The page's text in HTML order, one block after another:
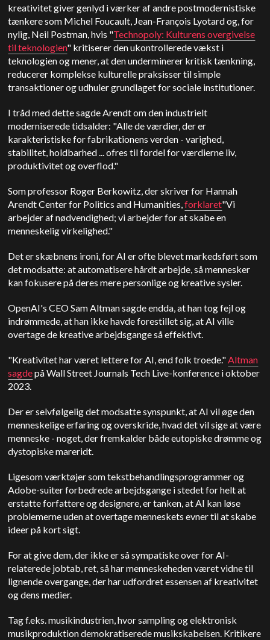
kreativitetgiver genlyd i værker af andre postmodernistiske
tænkere som Michel Foucault, Jean-François Lyotard og, for
nylig, Neil Postman, hvis "Technopoly: Kulturens overgivelse
til teknologien" kritiserer den ukontrollerede vækst i
teknologien og mener, at den underminerer kritisk tænkning,
reducerer komplekse kulturelle praksisser til simple
transaktioner og udhuler grundlaget for sociale institutioner.
I tråd med dette sagde Arendt om den industrielt
moderniserede tidsalder: "Alle de værdier, der er
karakteristiske for fabrikationens verden - varighed,
stabilitet, holdbarhed ... ofres til fordel for værdierne liv,
produktivitet og overflod."
Som professor Roger Berkowitz, der skriver for Hannah
Arendt Center for Politics and Humanities,forklaret"Vi
arbejder af nødvendighed; vi arbejder for at skabe en
menneskelig virkelighed."
Det er skæbnens ironi, for AI er ofte blevet markedsført som
det modsatte: at automatisere hårdt arbejde, så mennesker
kan fokusere på deres mere personlige og kreative sysler.
OpenAI's CEO Sam Altman sagde endda, at han tog fejl og
indrømmede, at han ikke havde forestillet sig, at AI ville
overtage de kreative arbejdsgange så effektivt.
"Kreativitet har været lettere for AI, end folk troede."Altman
sagdepå Wall Street Journals Tech Live-konference i oktober
2023.
Der er selvfølgelig det modsatte synspunkt, at AI vil øge den
menneskelige erfaring og overskride, hvad det vil sige at være
menneske - noget, der fremkalder både eutopiske drømme og
dystopiske mareridt.
Ligesom værktøjer som tekstbehandlingsprogrammer og
Adobe-suiter forbedrede arbejdsgange i stedet for helt at
erstatte forfattere og designere, er tanken, at AI kan løse
problemerne uden at overtage menneskets evner til at skabe
ideer på kort sigt.
For at give dem, der ikke er så sympatiske over for AI-
relaterede jobtab, ret, så har menneskeheden været vidne til
lignende overgange, der har udfordret essensen af kreativitet
og dens medier.
Tag f.eks. musikindustrien, hvor sampling og elektronisk
musikproduktion demokratiserede musikskabelsen. Kritikere